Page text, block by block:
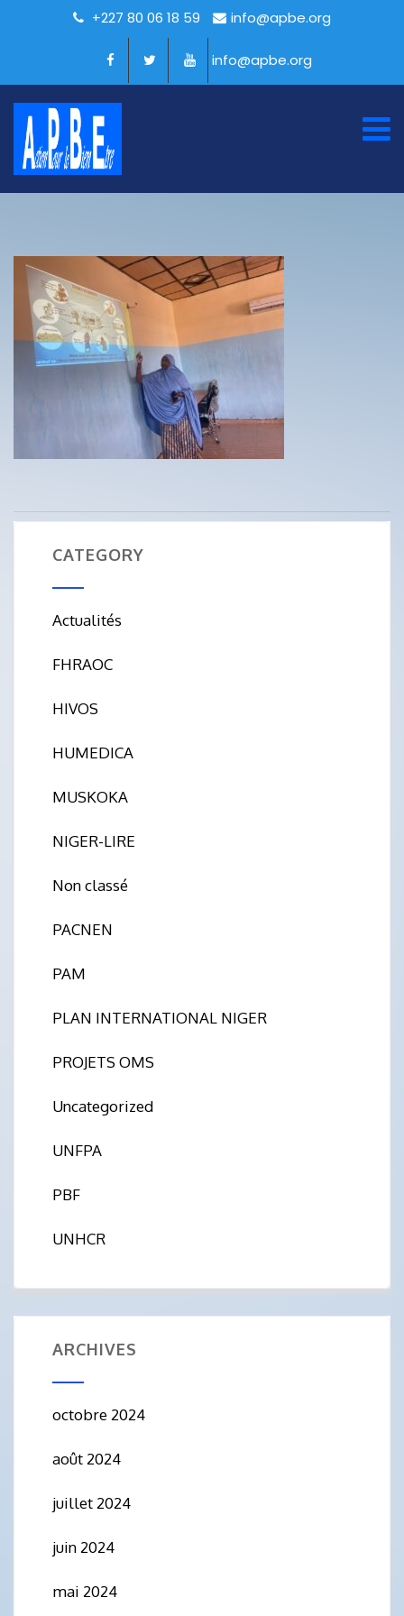
+227 80 06 18 59 info@apbe.org
info@apbe.org
CATEGORY
Actualités
FHRAOC
HIVOS
HUMEDICA
MUSKOKA
NIGER-LIRE
Non classé
PACNEN
PAM
PLAN INTERNATIONAL NIGER
PROJETS OMS
Uncategorized
UNFPA
PBF
UNHCR
ARCHIVES
octobre 2024
août 2024
juillet 2024
juin 2024
mai 2024